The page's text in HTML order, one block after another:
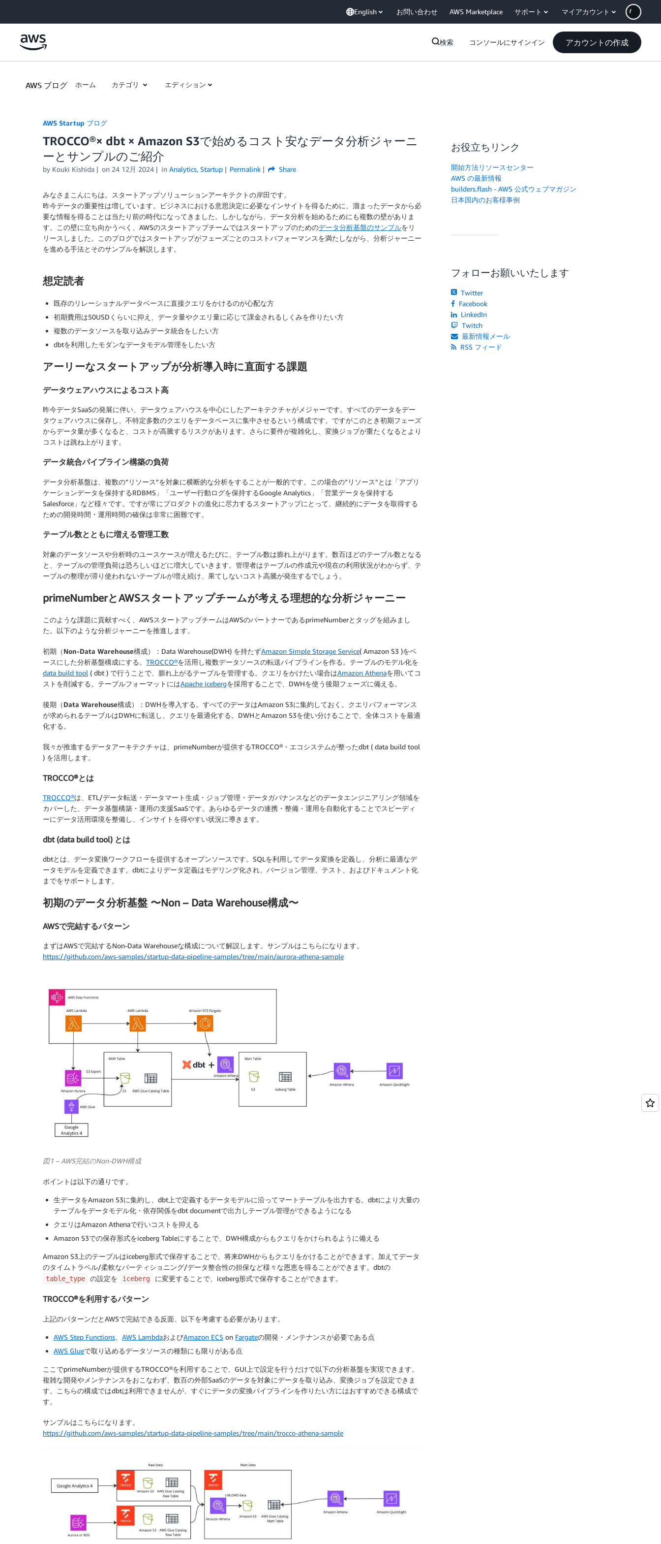
English お問い合わせ AWS Marketplace サポート マイアカウント
検索 コンソールにサインイン アカウントの作成
AWS ブログ ホーム カテゴリ エディション
AWS Startup ブログ
TROCCO®× dbt × Amazon S3で始めるコスト安なデータ分析ジャーニ
ーとサンプルのご紹介
by Kouki Kishida on 24 12月 2024 in Analytics, Startup Permalink Share
みなさまこんにちは。スタートアップソリューションアーキテクトの岸田です。
昨今データの重要性は増しています。ビジネスにおける意思決定に必要なインサイトを得るために、溜まったデータから必
要な情報を得ることは当たり前の時代になってきました。しかしながら、データ分析を始めるためにも複数の壁がありま
す。この壁に立ち向かうべく、AWSのスタートアップチームではスタートアップのためのデータ分析基盤のサンプルをリ
リースしました。このブログではスタートアップがフェーズごとのコストパフォーマンスを満たしながら、分析ジャーニー
を進める手法とそのサンプルを解説します。
想定読者
既存のリレーショナルデータベースに直接クエリをかけるのが心配な方
初期費用は50USDくらいに抑え、データ量やクエリ量に応じて課金されるしくみを作りたい方
複数のデータソースを取り込みデータ統合をしたい方
dbtを利用したモダンなデータモデル管理をしたい方
アーリーなスタートアップが分析導入時に直面する課題
データウェアハウスによるコスト高
昨今データSaaSの発展に伴い、データウェアハウスを中心にしたアーキテクチャがメジャーです。すべてのデータをデー
タウェアハウスに保存し、不特定多数のクエリをデータベースに集中させるという構成です。ですがこのとき初期フェーズ
からデータ量が多くなると、コストが高騰するリスクがあります。さらに要件が複雑化し、変換ジョブが重たくなるとより
コストは跳ね上がります。
データ統合パイプライン構築の負荷
データ分析基盤は、複数の”リソース”を対象に横断的な分析をすることが一般的です。この場合の”リソース”とは「アプリ
ケーションデータを保持するRDBMS」「ユーザー行動ログを保持するGoogle Analytics」「営業データを保持する
Salesforce」など様々です。ですが常にプロダクトの進化に尽力するスタートアップにとって、継続的にデータを取得する
ための開発時間・運用時間の確保は非常に困難です。
テーブル数とともに増える管理工数
対象のデータソースや分析時のユースケースが増えるたびに、テーブル数は膨れ上がります。数百ほどのテーブル数となる
と、テーブルの管理負荷は恐ろしいほどに増大していきます。管理者はテーブルの作成元や現在の利用状況がわからず、テ
ーブルの整理が滞り使われないテーブルが増え続け、果てしないコスト高騰が発生するでしょう。
primeNumberとAWSスタートアップチームが考える理想的な分析ジャーニー
このような課題に貢献すべく、AWSスタートアップチームはAWSのパートナーであるprimeNumberとタッグを組みまし
た。以下のような分析ジャーニーを推進します。
初期（Non-Data Warehouse構成）： Data Warehouse(DWH) を持たずAmazon Simple Storage Service( Amazon S3 )をベ
ースにした分析基盤構成にする。 TROCCO®を活用し複数データソースの転送パイプラインを作る。テーブルのモデル化を
data build tool ( dbt ) で行うことで、膨れ上がるテーブルを管理する。クエリをかけたい場合はAmazon Athenaを用いてコ
ストを削減する。テーブルフォーマットにはApache icebergを採用することで、DWHを使う後期フェーズに備える。
後期（Data Warehouse構成）： DWHを導入する。すべてのデータはAmazon S3に集約しておく。クエリパフォーマンス
が求められるテーブルはDWHに転送し、クエリを最適化する。DWHとAmazon S3を使い分けることで、全体コストを最適
化する。
我々が推進するデータアーキテクチャは、primeNumberが提供するTROCCO®・エコシステムが整ったdbt ( data build tool
) を活用します。
TROCCO®とは
TROCCO®は、ETL/データ転送・データマート生成・ジョブ管理・データガバナンスなどのデータエンジニアリング領域を
カバーした、データ基盤構築・運用の支援SaaSです。あらゆるデータの連携・整備・運用を自動化することでスピーディ
ーにデータ活用環境を整備し、インサイトを得やすい状況に導きます。
dbt (data build tool) とは
dbtとは、データ変換ワークフローを提供するオープンソースです。SQLを利用してデータ変換を定義し、分析に最適なデ
ータモデルを定義できます。dbtによりデータ定義はモデリング化され、バージョン管理、テスト、およびドキュメント化
までをサポートします。
初期のデータ分析基盤 〜Non – Data Warehouse構成〜
AWSで完結するパターン
まずはAWSで完結するNon-Data Warehouseな構成について解説します。サンプルはこちらになります。
https://github.com/aws-samples/startup-data-pipeline-samples/tree/main/aurora-athena-sample
図1 – AWS完結のNon-DWH構成
ポイントは以下の通りです。
生データをAmazon S3に集約し、dbt上で定義するデータモデルに沿ってマートテーブルを出力する。dbtにより大量の
テーブルをデータモデル化・依存関係をdbt documentで出力しテーブル管理ができるようになる
クエリはAmazon Athenaで行いコストを抑える
Amazon S3での保存形式をiceberg Tableにすることで、DWH構成からもクエリをかけられるように備える
Amazon S3上のテーブルはiceberg形式で保存することで、将来DWHからもクエリをかけることができます。加えてデータ
のタイムトラベル/柔軟なパーティショニング/データ整合性の担保など様々な恩恵を得ることができます。dbtの
table_type の設定を iceberg に変更することで、iceberg形式で保存することができます。
TROCCO®を利用するパターン
上記のパターンだとAWSで完結できる反面、以下を考慮する必要があります。
AWS Step Functions AWS LambdaおよびAmazon ECS on Fargateの開発・メンテナンスが必要である点
AWS Glueで取り込めるデータソースの種類にも限りがある点
ここでprimeNumberが提供するTROCCO®を利用することで、GUI上で設定を行うだけで以下の分析基盤を実現できます。
複雑な開発やメンテナンスをおこなわず、数百の外部SaaSのデータを対象にデータを取り込み、変換ジョブを設定できま
す。こちらの構成ではdbtは利用できませんが、すぐにデータの変換パイプラインを作りたい方にはおすすめできる構成で
す。
サンプルはこちらになります。
https://github.com/aws-samples/startup-data-pipeline-samples/tree/main/trocco-athena-sample
お役立ちリンク
開始方法リソースセンター
AWS の最新情報
builders.flash - AWS 公式ウェブマガジン
日本国内のお客様事例
フォローお願いいたします
Twitter
Facebook
LinkedIn
Twitch
最新情報メール
RSS フィード